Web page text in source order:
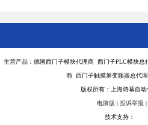
主营产品：德国西门子模块代理商 西门子PLC模块
商 西门子触摸屏变频器总代
版权所有：上海诗幕自动
电脑版 | 投诉举报 |
技术支持：